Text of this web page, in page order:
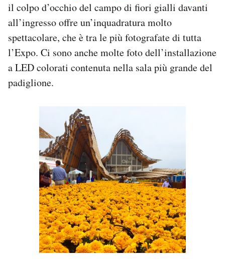
il colpo d’occhio del campo di fiori gialli davanti
all’ingresso offre un’inquadratura molto
spettacolare, che è tra le più fotografate di tutta
l’Expo. Ci sono anche molte foto dell’installazione
a LED colorati contenuta nella sala più grande del
padiglione.